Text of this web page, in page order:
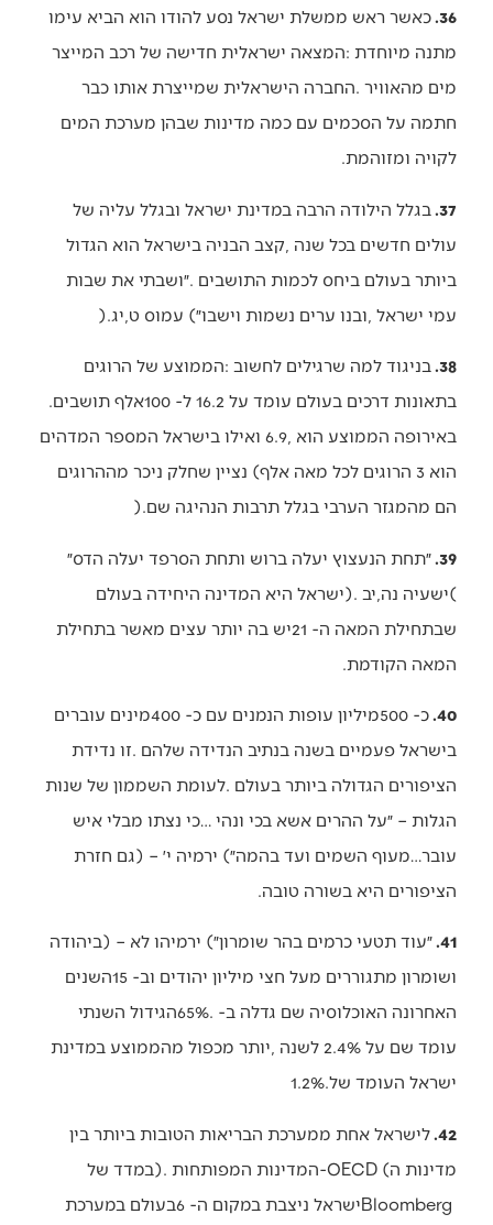
36.
כאשר‭ ‬ראש‭ ‬ממשלת‭ ‬ישראל‭ ‬נסע‭ ‬להודו‭ ‬הוא‭ ‬הביא‭ ‬עימו‭
‬מתנה‭ ‬מיוחדת‭: ‬המצאה‭ ‬ישראלית‭ ‬חדישה‭ ‬של‭ ‬רכב‭ ‬המייצר‭
‬מים‭ ‬מהאוויר‭. ‬החברה‭ ‬הישראלית‭ ‬שמייצרת‭ ‬אותו‭ ‬כבר‭
‬לקויה‭ ‬ומזוהמת‭.‬
37.
בגלל‭ ‬הילודה‭ ‬הרבה‭ ‬במדינת‭ ‬ישראל‭ ‬ובגלל‭ ‬עליה‭ ‬של‭
‬עולים‭ ‬חדשים‭ ‬בכל‭ ‬שנה‭, ‬קצב‭ ‬הבניה‭ ‬בישראל‭ ‬הוא‭ ‬הגדול‭
‬עמי‭ ‬ישראל‭, ‬ובנו‭ ‬ערים‭ ‬נשמות‭ ‬וישבו״‭ (‬עמוס‭ ‬ט‭,‬יג‭).‬
38.
‬בתאונות‭ ‬דרכים‭ ‬בעולם‭ ‬עומד‭ ‬על‭ ‬16.2‭ ‬ל-100‭ ‬אלף‭ ‬תושבים‭.
‬הם‭ ‬מהמגזר‭ ‬הערבי‭ ‬בגלל‭ ‬תרבות‭ ‬הנהיגה‭ ‬שם‭).‬
39.
״תחת‭ ‬הנעצוץ‭ ‬יעלה‭ ‬ברוש‭ ‬ותחת‭ ‬הסרפד‭ ‬יעלה‭ ‬הדס״‭
‬המאה‭ ‬הקודמת‭.‬
40.
‬הציפורים‭ ‬היא‭ ‬בשורה‭ ‬טובה‭.‬
41.
‬האחרונה‭ ‬האוכלוסיה‭ ‬שם‭ ‬גדלה‭ ‬ב-65%‭. ‬הגידול‭ ‬השנתי‭
‬ישראל‭ ‬העומד‭ ‬של‭ ‬1.2%‭.‬
42.
לישראל‭ ‬אחת‭ ‬ממערכת‭ ‬הבריאות‭ ‬הטובות‭ ‬ביותר‭ ‬בין‭
‬מדינות‭ ‬ה‭-‬OECD‭ (‬המדינות‭ ‬המפותחות‭). ‬במדד‭ ‬של‭